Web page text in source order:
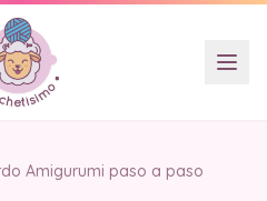
Amigurumi paso a paso